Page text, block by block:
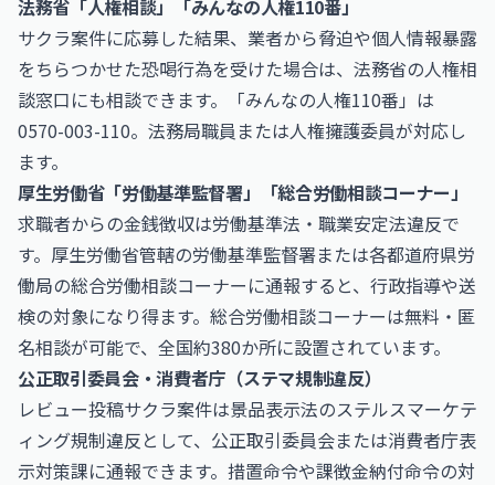
法務省「人権相談」「みんなの人権110番」
サクラ案件に応募した結果、業者から脅迫や個人情報暴露
をちらつかせた恐喝行為を受けた場合は、 法務省の人権相
談窓口にも相談できます。「みんなの人権110番」は
0570-003-110。法務局職員または人権擁護委員が対応し
ます。
厚生労働省「労働基準監督署」「総合労働相談コーナー」
求職者からの金銭徴収は労働基準法・職業安定法違反で
す。 厚生労働省管轄の労働基準監督署または各都道府県労
働局の総合労働相談コーナーに通報すると、行政指導や送
検の対象になり得ます。総合労働相談コーナーは無料・匿
名相談が可能で、全国約380か所に設置されています。
公正取引委員会・消費者庁（ステマ規制違反）
レビュー投稿サクラ案件は景品表示法のステルスマーケテ
ィング規制違反として、 公正取引委員会または消費者庁表
示対策課に通報できます。措置命令や課徴金納付命令の対